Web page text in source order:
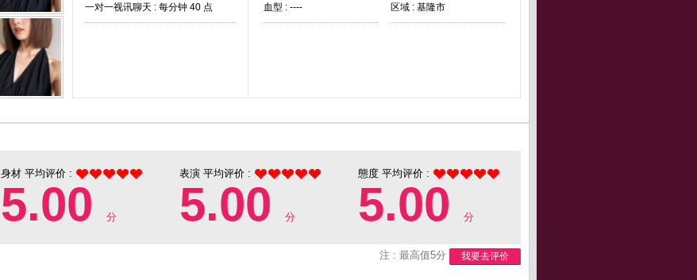
一对一视讯聊天 : 每分钟 40 点 血型 : ---- 区域 : 基隆市
身材 平均评价 :
5.00 分
表演 平均评价 :
5.00 分
態度 平均评价 :
5.00 分
注 : 最高值5分 我要去评价